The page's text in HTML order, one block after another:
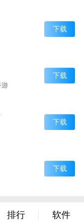
下载
游
下载
下载
下载
排行 软件